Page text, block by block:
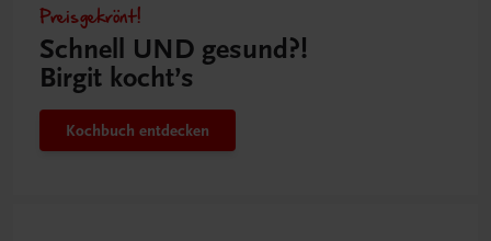
Preisgekrönt!
Schnell UND gesund?!
Birgit kocht’s
Kochbuch entdecken